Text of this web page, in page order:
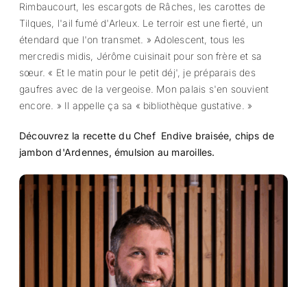
Rimbaucourt, les escargots de Râches, les carottes de
Tilques, l'ail fumé d'Arleux. Le terroir est une fierté, un
étendard que l'on transmet. » Adolescent, tous les
mercredis midis, Jérôme cuisinait pour son frère et sa
sœur. « Et le matin pour le petit déj', je préparais des
gaufres avec de la vergeoise. Mon palais s'en souvient
encore. » Il appelle ça sa « bibliothèque gustative. »
Découvrez la recette du Chef Endive braisée, chips de
jambon d'Ardennes, émulsion au maroilles.